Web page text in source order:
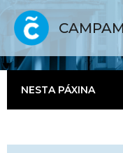
NESTA PÁXINA